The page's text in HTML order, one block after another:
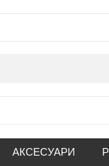
АКСЕСУАРИ